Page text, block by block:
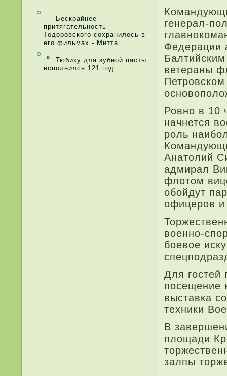
Бескрайнее
притягательность
Тодоровского сохранилось в
его фильмах - Митта
Тюбику для зубной пасты
исполнился 121 год
генерал-
Федерации
ветераны
Ровно в 10
начнется
роль
Анатолий
адмирал
флотом
обойдут
офицеров
военно-
боевое
Для гостей
посещение
выставка
техники
В
площади
залпы